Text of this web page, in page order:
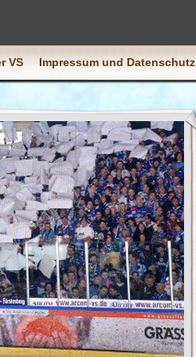
VS Impressum und Datenschutz